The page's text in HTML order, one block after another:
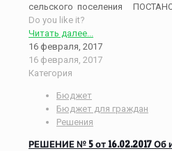
сельского поселения
Do you like it?
Читать далее...
16 февраля, 2017
16 февраля, 2017
Категория
Бюджет
Бюджет для граждан
Решения
РЕШЕНИЕ № 5 от 16.02.2017 Об